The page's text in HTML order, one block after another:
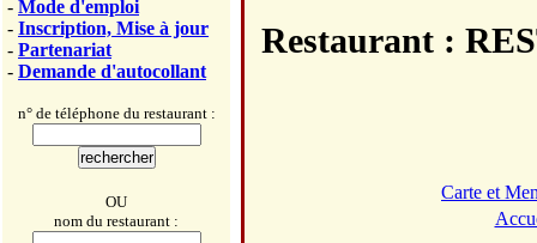
- Mode d'emploi
- Inscription, Mise à jour
- Partenariat
- Demande d'autocollant
n° de téléphone du restaurant :
OU
nom du restaurant :
Restaurant :
Carte et